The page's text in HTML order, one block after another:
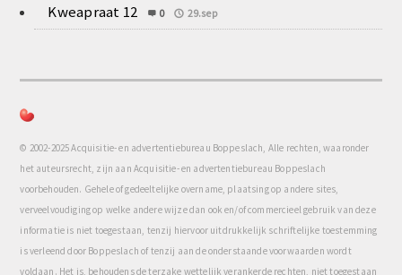
Kweapraat 12 0 29.sep
© 2002-2025 Acquisitie- en advertentiebureau Boppeslach, Alle rechten, waaronder
het auteursrecht, zijn aan Acquisitie- en advertentiebureau Boppeslach
voorbehouden. Gehele of gedeeltelijke overname, plaatsing op andere sites,
verveelvoudiging op welke andere wijze dan ook en/of commercieel gebruik van deze
informatie is niet toegestaan, tenzij hiervoor uitdrukkelijk schriftelijke toestemming
is verleend door Boppeslach of tenzij aan de onderstaande voorwaarden wordt
voldaan. Het is, behoudens de terzake wettelijk verankerde rechten, niet toegestaan